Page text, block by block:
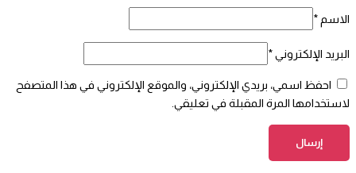
الاسم *
البريد الإلكتروني*
احفظ اسمي، بريدي الإلكتروني، والموقع الإلكتروني في هذا المتصفح
لاستخدامها المرة المقبلة في تعليقي.